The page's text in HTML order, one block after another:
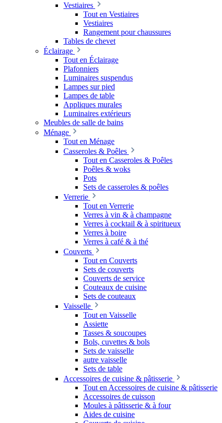
Vestiaires
Tout en Vestiaires
Vestiaires
Rangement pour chaussures
Tables de chevet
Éclairage
Tout en Éclairage
Plafonniers
Luminaires suspendus
Lampes sur pied
Lampes de table
Appliques murales
Luminaires extérieurs
Meubles de salle de bains
Ménage
Tout en Ménage
Casseroles & Poêles
Tout en Casseroles & Poêles
Poêles & woks
Pots
Sets de casseroles & poêles
Verrerie
Tout en Verrerie
Verres à vin & à champagne
Verres à cocktail & à spiritueux
Verres à boire
Verres à café & à thé
Couverts
Tout en Couverts
Sets de couverts
Couverts de service
Couteaux de cuisine
Sets de couteaux
Vaisselle
Tout en Vaisselle
Assiette
Tasses & soucoupes
Bols, cuvettes & bols
Sets de vaisselle
autre vaisselle
Sets de table
Accessoires de cuisine & pâtisserie
Tout en Accessoires de cuisine & pâtisserie
Accessoires de cuisson
Moules à pâtisserie & à four
Aides de cuisine